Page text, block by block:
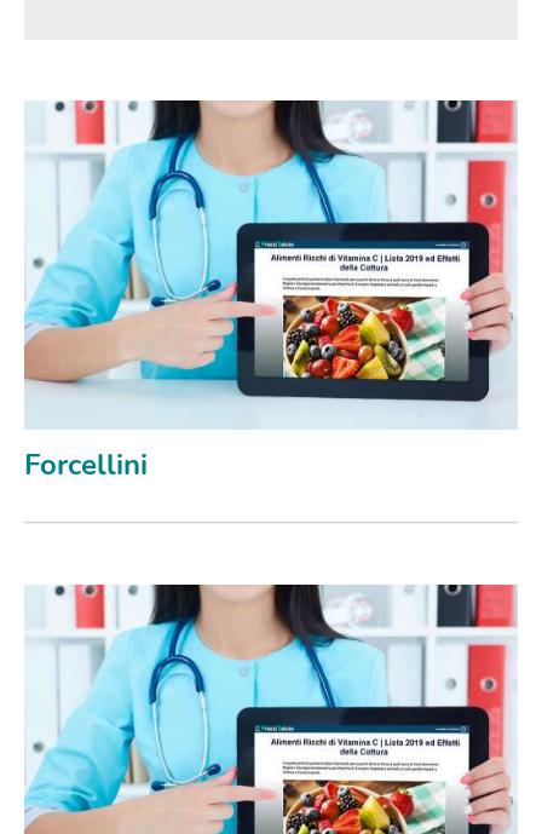
Forcellini